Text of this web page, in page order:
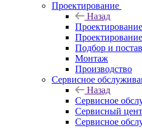
Проектирование
Назад
Проектирование
Проектирование
Подбор и
Монтаж
Производство
Сервисное
Назад
Сервисное
Сервисный
Сервисное